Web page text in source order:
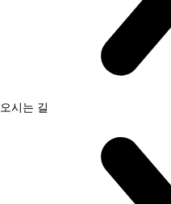
오시는 길